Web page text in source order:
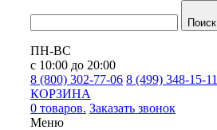
Поиск
ПН-ВС
с 10:00 до 20:00
8 (800) 302-77-06 8 (499) 348-15-11
КОРЗИНА
0 товаров. Заказать звонок
Меню